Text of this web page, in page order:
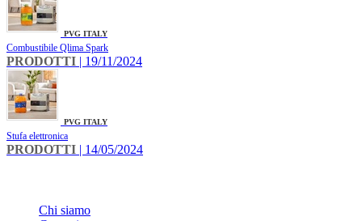
PVG ITALY
Combustibile Qlima Spark
PRODOTTI | 19/11/2024
PVG ITALY
Stufa elettronica
PRODOTTI | 14/05/2024
Chi siamo